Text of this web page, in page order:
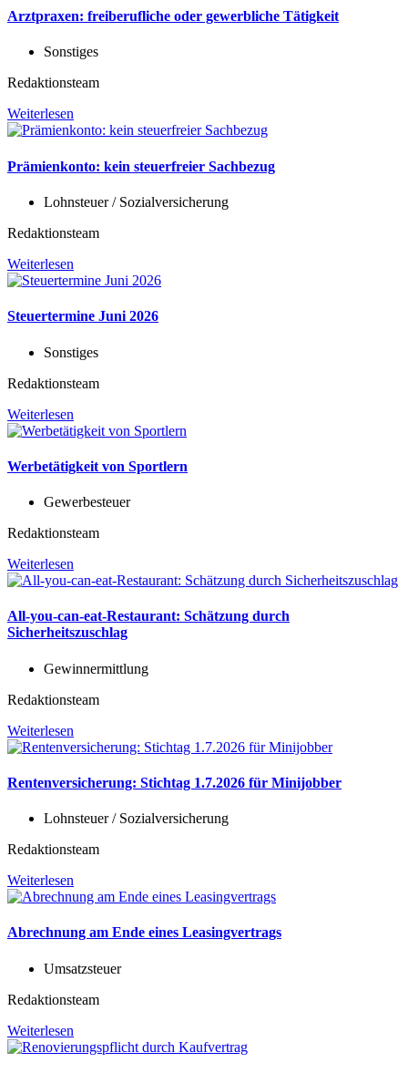
Arztpraxen: freiberufliche oder gewerbliche Tätigkeit
Sonstiges
Redaktionsteam
Weiterlesen
Prämienkonto: kein steuerfreier Sachbezug
Lohnsteuer / Sozialversicherung
Redaktionsteam
Weiterlesen
Steuertermine Juni 2026
Sonstiges
Redaktionsteam
Weiterlesen
Werbetätigkeit von Sportlern
Gewerbesteuer
Redaktionsteam
Weiterlesen
All-you-can-eat-Restaurant: Schätzung durch
Sicherheitszuschlag
Gewinnermittlung
Redaktionsteam
Weiterlesen
Rentenversicherung: Stichtag 1.7.2026 für Minijobber
Lohnsteuer / Sozialversicherung
Redaktionsteam
Weiterlesen
Abrechnung am Ende eines Leasingvertrags
Umsatzsteuer
Redaktionsteam
Weiterlesen